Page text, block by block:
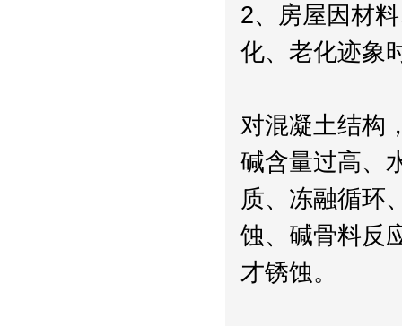
2、房屋因材
化、老化迹象
对混凝土结构
碱含量过高、
质、冻融循环
蚀、碱骨料反
才锈蚀。